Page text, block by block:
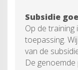
Subsidie
Op de training
toepassing.
van de
De